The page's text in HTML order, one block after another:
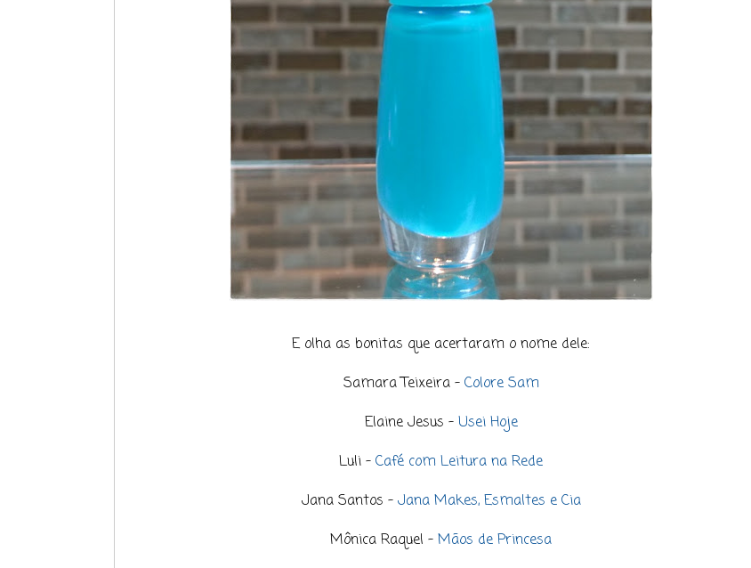
E olha as bonitas que acertaram o nome dele:
Samara Teixeira - Colore Sam
Elaine Jesus - Usei Hoje
Luli - Café com Leitura na Rede
Jana Santos - Jana Makes, Esmaltes e Cia
Mônica Raquel - Mãos de Princesa